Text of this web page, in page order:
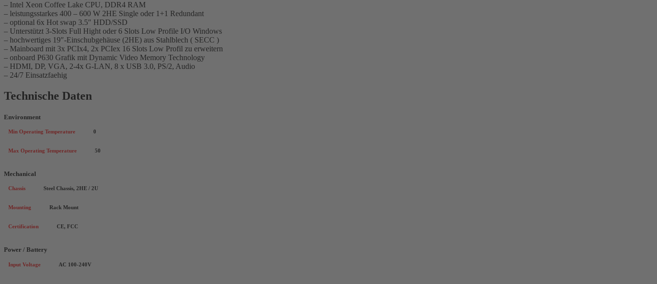
– Intel Xeon Coffee Lake CPU, DDR4 RAM
– leistungsstarkes 400 – 600 W 2HE Single oder 1+1 Redundant
– optional 6x Hot swap 3.5″ HDD/SSD
– Unterstützt 3-Slots Full Hight oder 6 Slots Low Profile I/O Windows
– hochwertiges 19″-Einschubgehäuse (2HE) aus Stahlblech ( SECC )
– Mainboard mit 3x PCIx4, 2x PCIex 16 Slots Low Profil zu erweitern
– onboard P630 Grafik mit Dynamic Video Memory Technology
– HDMI, DP, VGA, 2-4x G-LAN, 8 x USB 3.0, PS/2, Audio
– 24/7 Einsatzfaehig
Technische Daten
Environment
Min Operating Temperature 0
Max Operating Temperature 50
Mechanical
Chassis Steel Chassis, 2HE / 2U
Mounting Rack Mount
Certification CE, FCC
Power / Battery
Input Voltage AC 100-240V